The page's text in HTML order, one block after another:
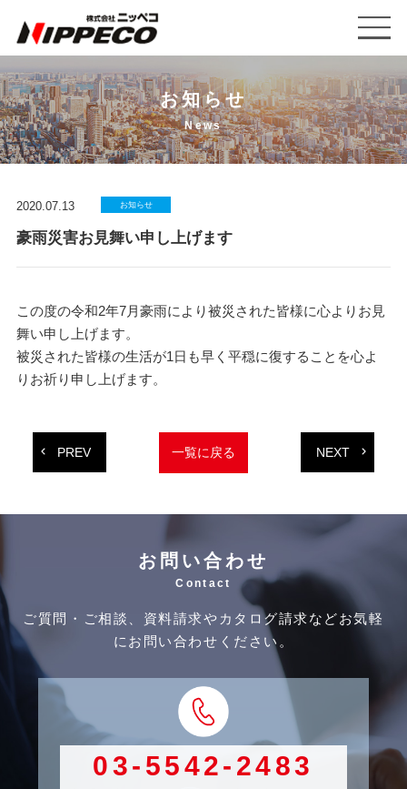
お知らせ
News
2020.07.13 お知らせ
豪雨災害お見舞い申し上げます
この度の令和2年7月豪雨により被災された皆様に心よりお見
舞い申し上げます。
被災された皆様の生活が1日も早く平穏に復することを心よ
りお祈り申し上げます。
PREV 一覧に戻る NEXT
お問い合わせ
Contact
ご質問・ご相談、資料請求やカタログ請求などお気軽
にお問い合わせください。
03-5542-2483